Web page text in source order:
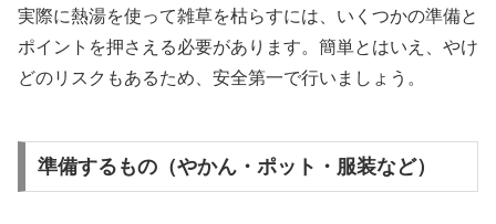
実際に熱湯を使って雑草を枯らすには、いくつかの準備と
ポイントを押さえる必要があります。簡単とはいえ、やけ
どのリスクもあるため、安全第一で行いましょう。
準備するもの（やかん・ポット・服装など）